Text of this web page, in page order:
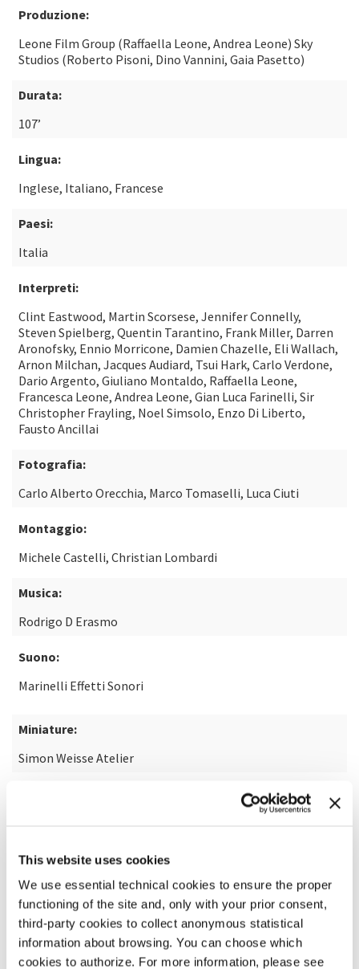
This website uses cookies
We use essential technical cookies to ensure the proper
functioning of the site and, only with your prior consent,
third-party cookies to collect anonymous statistical
information about browsing. You can choose which
cookies to authorize. For more information, please see
Produzione:
Leone Film Group (Raffaella Leone, Andrea Leone) Sky
Studios (Roberto Pisoni, Dino Vannini, Gaia Pasetto)
Durata:
107’
Lingua:
Inglese, Italiano, Francese
Paesi:
Italia
Interpreti:
Clint Eastwood, Martin Scorsese, Jennifer Connelly,
Steven Spielberg, Quentin Tarantino, Frank Miller, Darren
Aronofsky, Ennio Morricone, Damien Chazelle, Eli Wallach,
Arnon Milchan, Jacques Audiard, Tsui Hark, Carlo Verdone,
Dario Argento, Giuliano Montaldo, Raffaella Leone,
Francesca Leone, Andrea Leone, Gian Luca Farinelli, Sir
Christopher Frayling, Noel Simsolo, Enzo Di Liberto,
Fausto Ancillai
Fotografia:
Carlo Alberto Orecchia, Marco Tomaselli, Luca Ciuti
Montaggio:
Michele Castelli, Christian Lombardi
Musica:
Rodrigo D Erasmo
Suono:
Marinelli Effetti Sonori
Miniature:
Simon Weisse Atelier